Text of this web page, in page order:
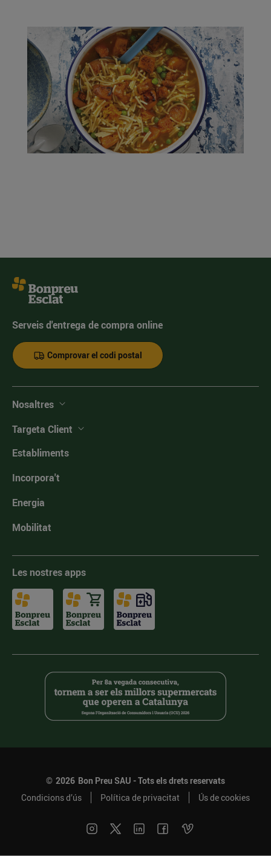
Serveis d'entrega de compra online
Comprovar el codi postal
Nosaltres
Targeta Client
Establiments
Incorpora't
Energia
Mobilitat
Les nostres apps
© 2026 Bon Preu SAU - Tots els drets reservats
Condicions d’ús
Política de privacitat Ús de cookies